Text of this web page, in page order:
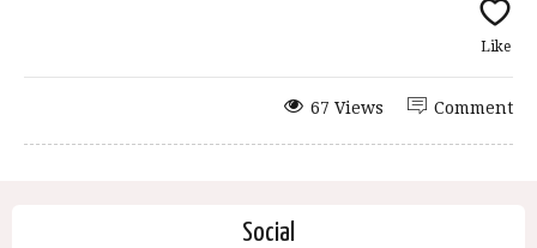
Like
Comment
67 Views
Social